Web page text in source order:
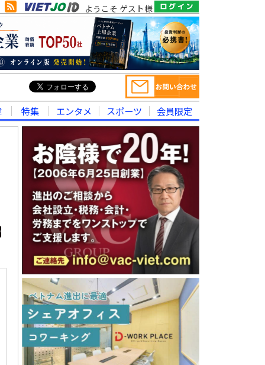
ようこそ ゲスト様
特集 エンタメ スポーツ 会員限定